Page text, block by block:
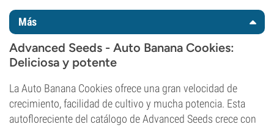
Más
Advanced Seeds - Auto Banana Cookies:
Deliciosa y potente
La Auto Banana Cookies ofrece una gran velocidad de
crecimiento, facilidad de cultivo y mucha potencia. Esta
autofloreciente del catálogo de Advanced Seeds crece con